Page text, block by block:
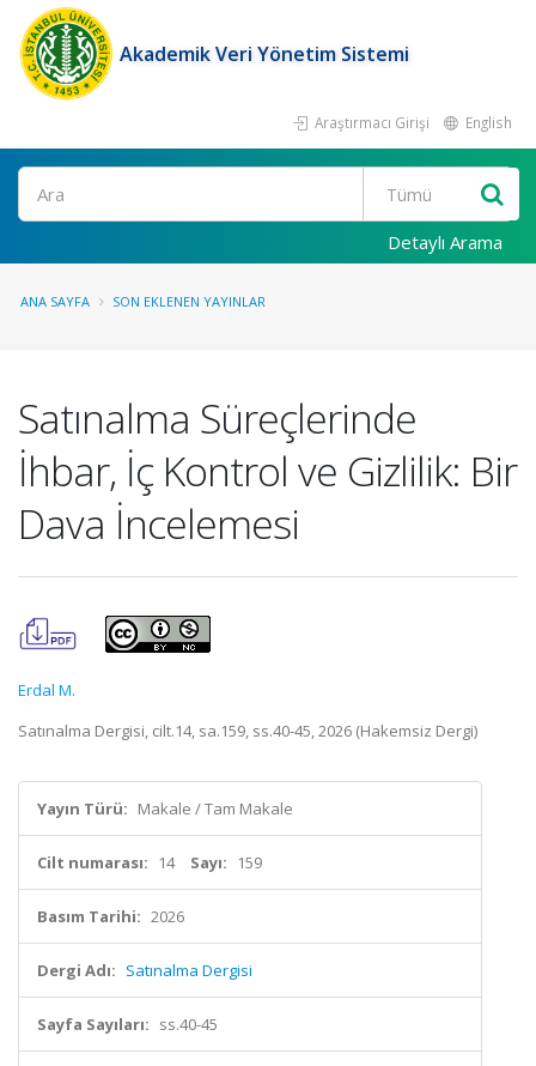
Akademik Veri Yönetim Sistemi
Araştırmacı Girişi English
Ara
Detaylı Arama
ANA SAYFA SON EKLENEN YAYINLAR
Satınalma Süreçlerinde
İhbar, İç Kontrol ve Gizlilik: Bir
Dava İncelemesi
Erdal M.
Satınalma Dergisi, cilt.14, sa.159, ss.40-45, 2026 (Hakemsiz Dergi)
Yayın Türü: Makale / Tam Makale
Cilt numarası: 14 Sayı: 159
Basım Tarihi: 2026
Dergi Adı: Satınalma Dergisi
Sayfa Sayıları: ss.40-45